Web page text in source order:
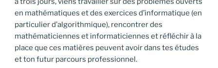
en mathématiques et des exercices d’informatique (en
particulier d’algorithmique), rencontrer des
mathématiciennes et informaticiennes et réfléchir à la
place que ces matières peuvent avoir dans tes études
et ton futur parcours professionnel.